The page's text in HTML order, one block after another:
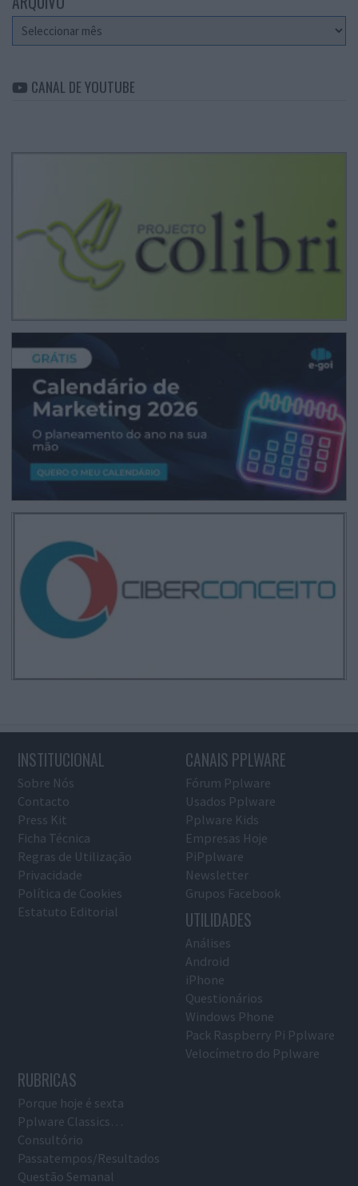
Arquivo
CANAL DE YOUTUBE
INSTITUCIONAL
Sobre Nós
Contacto
Press Kit
Ficha Técnica
Regras de Utilização
Privacidade
Política de Cookies
Estatuto Editorial
CANAIS PPLWARE
Fórum Pplware
Usados Pplware
Pplware Kids
Empresas Hoje
PiPplware
Newsletter
Grupos Facebook
UTILIDADES
Análises
Android
iPhone
Questionários
Windows Phone
Pack Raspberry Pi Pplware
Velocímetro do Pplware
RUBRICAS
Porque hoje é sexta
Pplware Classics…
Consultório
Passatempos/Resultados
Questão Semanal